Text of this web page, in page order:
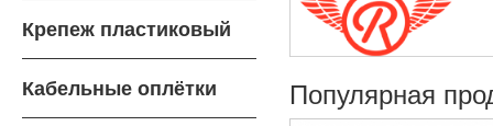
Крепеж пластиковый
Кабельные оплётки Популярная